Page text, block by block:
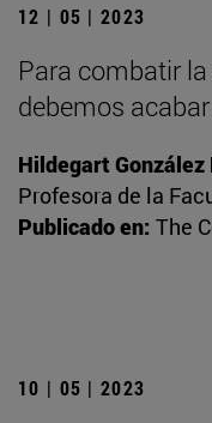
12 | 05 | 2023
Para combatir
debemos
Hildegart González
Profesora de la
Publicado en: The
10 | 05 | 2023